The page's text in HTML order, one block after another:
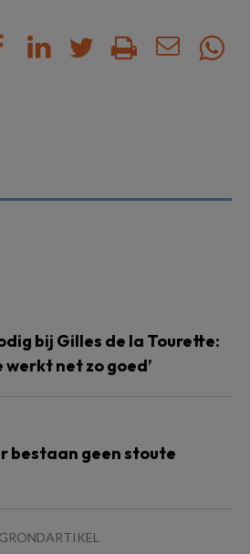
bij Gilles de la Tourette:
net zo goed’
bestaan geen stoute